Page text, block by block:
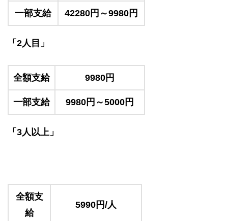
一部支給 42280円～9980円
「2人目」
全額支給 9980円
一部支給 9980円～5000円
「3人以上」
全額支
給
5990円/人